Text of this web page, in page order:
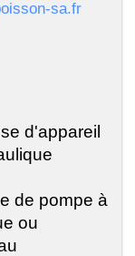
sa.fr
d'appareil
de pompe à
ou